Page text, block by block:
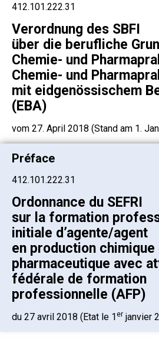
412.101.222.31
Verordnung des SBFI
über die berufliche
Chemie- und
Chemie- und
mit eidgenössischem
(EBA)
vom 27. April 2018 (Stand am 1.
Préface
412.101.222.31
Ordonnance du SEFRI
sur la formation
initiale d’agente/agent
en production chimique
pharmaceutique avec
fédérale de formation
professionnelle (AFP)
du 27 avril 2018 (Etat le 1er janvier